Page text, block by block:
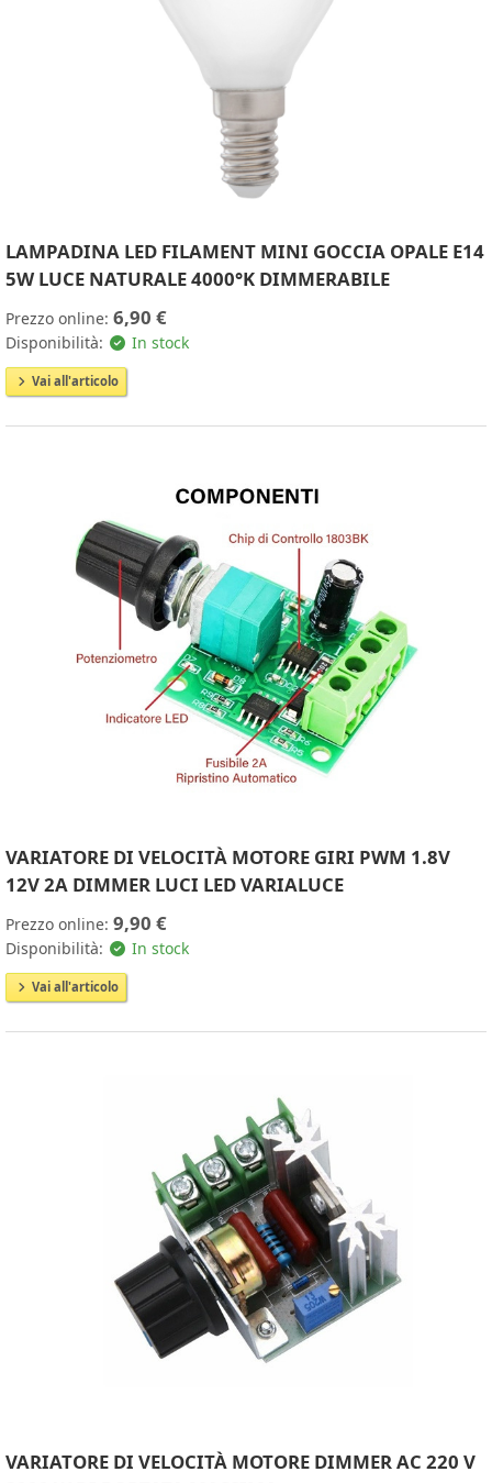
LAMPADINA LED FILAMENT MINI GOCCIA OPALE E14
5W LUCE NATURALE 4000°K DIMMERABILE
Prezzo online: 6,90 €
Disponibilità: In stock
Vai all'articolo
VARIATORE DI VELOCITÀ MOTORE GIRI PWM 1.8V
12V 2A DIMMER LUCI LED VARIALUCE
Prezzo online: 9,90 €
Disponibilità: In stock
Vai all'articolo
VARIATORE DI VELOCITÀ MOTORE DIMMER AC 220 V